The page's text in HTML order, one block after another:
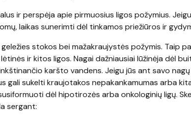
ir perspėja apie pirmuosius ligos požymius.
laikas sunerimti dėl tinkamos priežiūros ir
stokos bei mažakraujystės požymis. Taip
ir kitos ligos. Nagai dažniausiai lūžinėja dėl
karšto vandens. Jeigu jūs ant savo
gali sukelti kraujotakos nepakankamumas arba
dėl hipotirozės arba onkologinių ligų.
sergant: